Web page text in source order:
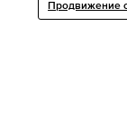
Продвижение